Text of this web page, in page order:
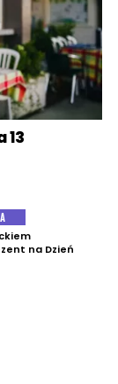
13
na Dzień